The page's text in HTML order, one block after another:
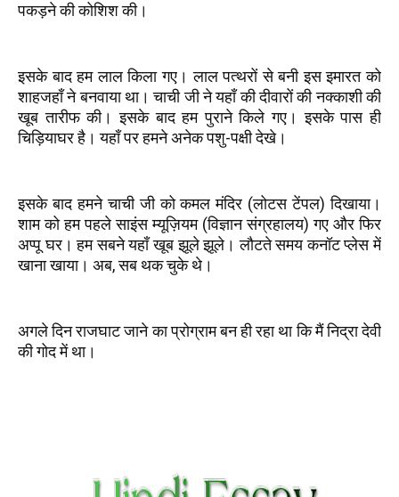
पकड़ने की कोशिश की।
इसके बाद हम लाल किला गए। लाल पत्थरों से बनी इस इमारत को
शाहजहाँ ने बनवाया था। चाची जी ने यहाँ की दीवारों की नक्काशी की
खूब तारीफ की। इसके बाद हम पुराने किले गए। इसके पास ही
चिड़ियाघर है। यहाँ पर हमने अनेक पशु-पक्षी देखे।
इसके बाद हमने चाची जी को कमल मंदिर (लोटस टेंपल) दिखाया।
शाम को हम पहले साइंस म्यूज़ियम (विज्ञान संग्रहालय) गए और फिर
अप्पू घर। हम सबने यहाँ खूब झूले झूले। लौटते समय कनॉट प्लेस में
खाना खाया। अब, सब थक चुके थे।
अगले दिन राजघाट जाने का प्रोग्राम बन ही रहा था कि मैं निद्रा देवी
की गोद में था।